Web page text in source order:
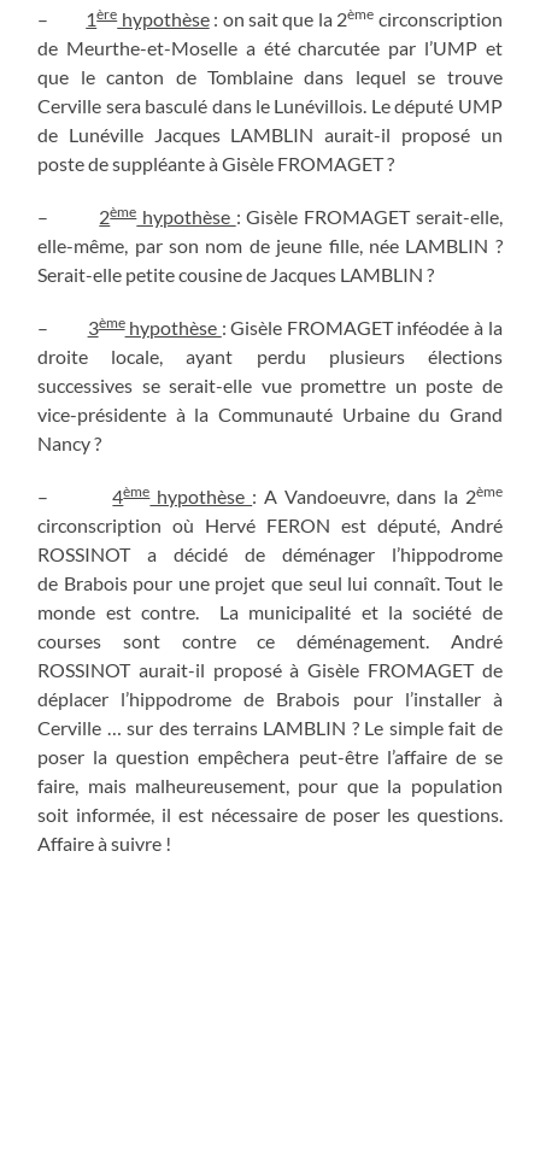
– 1èrehypothèse: on sait que la 2ème circonscription
de Meurthe-et-Moselle a été charcutée par l’UMP et
que le canton de Tomblaine dans lequel se trouve
Cerville sera basculé dans le Lunévillois. Le député UMP
de Lunéville Jacques LAMBLIN aurait-il proposé un
poste de suppléante à Gisèle FROMAGET ?
– 2èmehypothèse : Gisèle FROMAGET serait-elle,
elle-même, par son nom de jeune fille, née LAMBLIN ?
Serait-elle petite cousine de Jacques LAMBLIN ?
– 3èmehypothèse : Gisèle FROMAGET inféodée à la
droite locale, ayant perdu plusieurs élections
successives se serait-elle vue promettre un poste de
vice-présidente à la Communauté Urbaine du Grand
Nancy ?
–4èmehypothèse : A Vandoeuvre, dans la 2ème
circonscription où Hervé FERON est député, André
ROSSINOT a décidé de déménager l’hippodrome
de Brabois pour une projet que seul lui connaît. Tout le
monde est contre. La municipalité et la société de
courses sont contre ce déménagement. André
ROSSINOT aurait-il proposé à Gisèle FROMAGET de
déplacer l’hippodrome de Brabois pour l’installer à
Cerville … sur des terrains LAMBLIN ? Le simple fait de
poser la question empêchera peut-être l’affaire de se
faire, mais malheureusement, pour que la population
soit informée, il est nécessaire de poser les questions.
Affaire à suivre !